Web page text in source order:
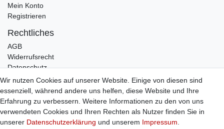
Mein Konto
Registrieren
Rechtliches
AGB
Widerrufsrecht
Datenschutz
Impressum
Infos
Zahlung / Versand
Individuelle Anfertigung
Wir nutzen Cookies auf unserer Website. Einige von diesen sind
essenziell, während andere uns helfen, diese Website und Ihre
Erfahrung zu verbessern. Weitere Informationen zu den von uns
verwendeten Cookies und Ihren Rechten als Nutzer finden Sie in
unserer Daten­schutz­erklärung und unserem Impressum